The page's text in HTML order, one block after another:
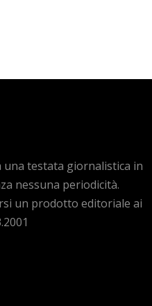
testata giornalistica in
nessuna periodicità.
un prodotto editoriale ai